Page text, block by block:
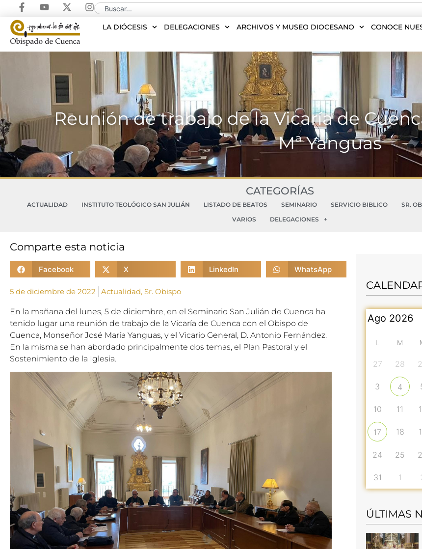
LA DIÓCESIS DELEGACIONES ARCHIVOS Y MUSEO DIOCESANO CONOCE
Reunión de trabajo de la Vicaría de
Mª Yanguas
CATEGORÍAS
ACTUALIDAD INSTITUTO TEOLÓGICO SAN JULIÁN LISTADO DE BEATOS SEMINARIO SERVICIO BIBLICO SR.
VARIOS
DELEGACIONES
Comparte esta noticia
Facebook X LinkedIn WhatsApp
5 de diciembre de 2022 Actualidad, Sr. Obispo
En la mañana del lunes, 5 de diciembre, en el Seminario San Julián de Cuenca ha
tenido lugar una reunión de trabajo de la Vicaría de Cuenca con el Obispo de
Cuenca, Monseñor José María Yanguas, y el Vicario General, D. Antonio Fernández.
En la misma se han abordado principalmente dos temas, el Plan Pastoral y el
Sostenimiento de la Iglesia.
L M
27 28
3 4
10 11
17 18
24 25
31 1
ÚLTIMAS